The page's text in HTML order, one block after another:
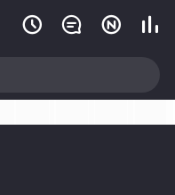
   